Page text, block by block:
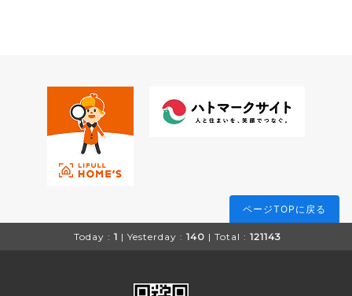
ページTOPに戻る
Today : 1 | Yesterday : 140 | Total : 121143